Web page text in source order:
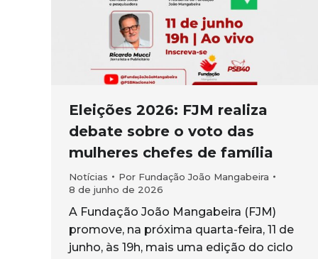
Eleições 2026: FJM realiza
debate sobre o voto das
mulheres chefes de família
Notícias Por Fundação João Mangabeira
8 de junho de 2026
A Fundação João Mangabeira (FJM)
promove, na próxima quarta-feira, 11 de
junho, às 19h, mais uma edição do ciclo